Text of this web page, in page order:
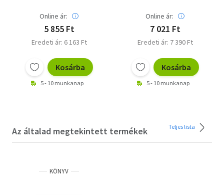
Online ár:
5 855 Ft
Eredeti ár: 6 163 Ft
Kosárba
5 - 10 munkanap
Online ár:
7 021 Ft
Eredeti ár: 7 390 Ft
Kosárba
5 - 10 munkanap
Az általad megtekintett termékek Teljes lista
KÖNYV